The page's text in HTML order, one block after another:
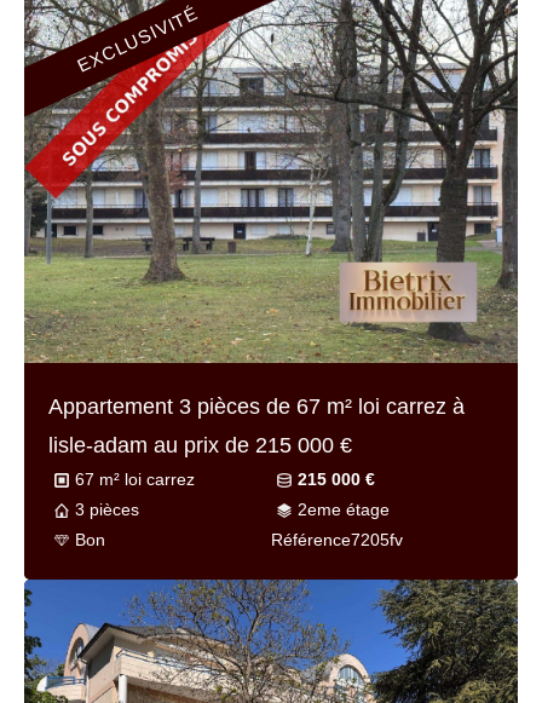
EXCLUSIVITÉ
Appartement 3 pièces de 67 m² loi carrez à
lisle-adam au prix de 215 000 €
67 m² loi carrez
215 000 €
3 pièces
2eme étage
Bon
Référence7205fv